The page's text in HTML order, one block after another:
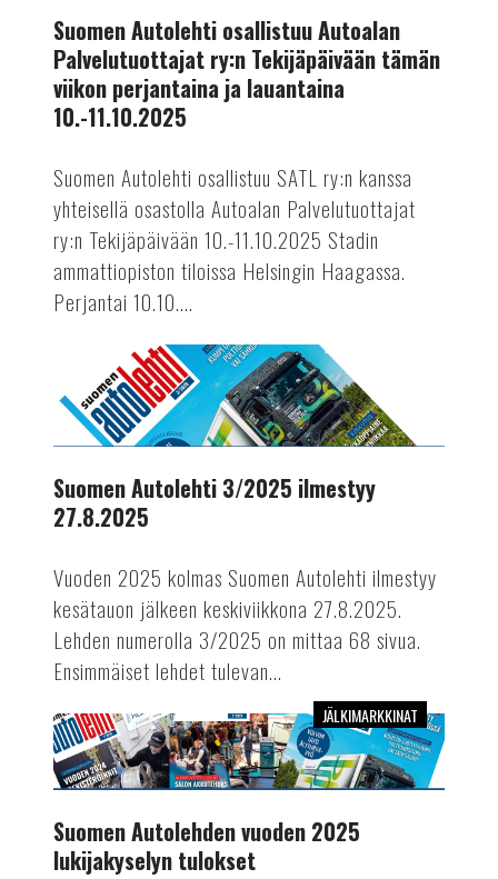
Autoalan
Palvelutuottajat
ry:n
Tekijäpäivään
tämän
perjantaina
ja
lauantaina
10.-11.10.2025
Suomen Autolehti osallistuu Autoalan
Palvelutuottajat ry:n Tekijäpäivään tämän
viikon perjantaina ja lauantaina
10.-11.10.2025
Suomen Autolehti osallistuu SATL ry:n kanssa
yhteisellä osastolla Autoalan Palvelutuottajat
ry:n Tekijäpäivään 10.-11.10.2025 Stadin
ammattiopiston tiloissa Helsingin Haagassa.
Perjantai 10.10....
Autolehti
3/2025
ilmestyy
AUTOTEKNIIKKA
Suomen Autolehti 3/2025 ilmestyy
27.8.2025
Vuoden 2025 kolmas Suomen Autolehti ilmestyy
kesätauon jälkeen keskiviikkona 27.8.2025.
Lehden numerolla 3/2025 on mittaa 68 sivua.
Ensimmäiset lehdet tulevan...
Suomen
Autolehden
vuoden
lukijakyselyn
tulokset
JÄLKIMARKKINAT
Suomen Autolehden vuoden 2025
lukijakyselyn tulokset